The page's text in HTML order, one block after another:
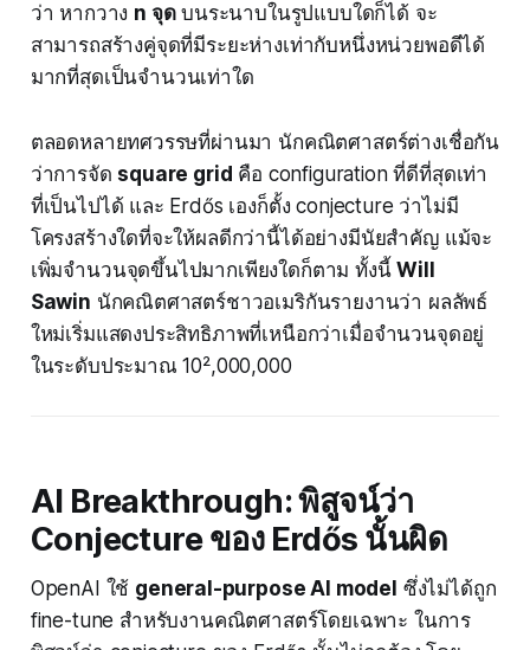
ว่า หากวาง n จุดบนระนาบในรูปแบบใดก็ได้ จะ
สามารถสร้างคู่จุดที่มีระยะห่างเท่ากับหนึ่งหน่วยพอดีได้
มากที่สุดเป็นจำนวนเท่าใด
ตลอดหลายทศวรรษที่ผ่านมา นักคณิตศาสตร์ต่างเชื่อกัน
ว่าการจัด square grid คือ configuration ที่ดีที่สุดเท่า
ที่เป็นไปได้ และ Erdős เองก็ตั้ง conjecture ว่าไม่มี
โครงสร้างใดที่จะให้ผลดีกว่านี้ได้อย่างมีนัยสำคัญ แม้จะ
เพิ่มจำนวนจุดขึ้นไปมากเพียงใดก็ตาม ทั้งนี้Will
Sawin นักคณิตศาสตร์ชาวอเมริกันรายงานว่า ผลลัพธ์
ใหม่เริ่มแสดงประสิทธิภาพที่เหนือกว่าเมื่อจำนวนจุดอยู่
ในระดับประมาณ 10²,000,000
AI Breakthrough: พิสูจน์ว่า
Conjecture ของ Erdős นั้นผิด
OpenAI ใช้ general-purpose AI model ซึ่งไม่ได้ถูก
fine-tune สำหรับงานคณิตศาสตร์โดยเฉพาะ ในการ